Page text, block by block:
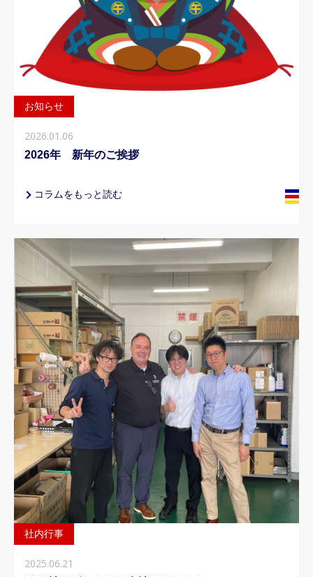
お知らせ
2026.01.06
2026年 新年のご挨拶
コラムをもっと読む
お知らせ
社内行事
2025.06.21